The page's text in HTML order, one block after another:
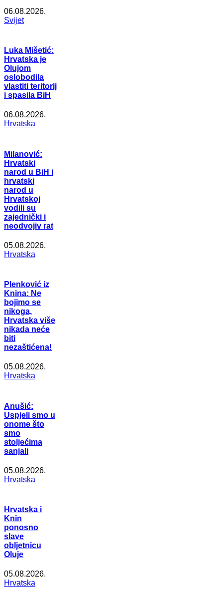
06.08.2026.
Svijet
Luka Mišetić:
Hrvatska je
Olujom
oslobodila
vlastiti teritorij
i spasila BiH
06.08.2026.
Hrvatska
Milanović:
Hrvatski
narod u BiH i
hrvatski
narod u
Hrvatskoj
vodili su
zajednički i
neodvojiv rat
05.08.2026.
Hrvatska
Plenković iz
Knina: Ne
bojimo se
nikoga,
Hrvatska više
nikada neće
biti
nezaštićena!
05.08.2026.
Hrvatska
Anušić:
Uspjeli smo u
onome što
smo
stoljećima
sanjali
05.08.2026.
Hrvatska
Hrvatska i
Knin
ponosno
slave
obljetnicu
Oluje
05.08.2026.
Hrvatska